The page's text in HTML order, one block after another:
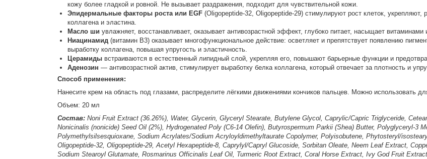
кожу более гладкой и ровной. Не вызывает раздражения, подходит для чувствительной кожи.
Эпидермальные факторы роста или EGF(Oligopeptide-32, Oligopeptide-29) стимулируют рост клеток,
коллагена и эластина.
Масло ши увлажняет, восстанавливает, оказывает антивозрастной эффект, глубоко питает, насыщает
Ниацинамид (витамин B3) оказывает многофункциональное действие: осветляет и препятствует появлению
выработку коллагена, повышая упругость и эластичность.
Церамиды встраиваются в естественный липидный слой, укрепляя его, повышают барьерные функции и
Аденозин — антивозрастной актив, стимулирует выработку белка коллагена, который отвечает за плотность и
Способ применения:
Нанесите крем на область под глазами, распределите лёгкими движениями кончиков пальцев. Можно использовать
Объем: 20 мл
Состав:Noni Fruit Extract (36.26%), Water, Glycerin, Glyceryl Stearate, Butylene Glycol, Caprylic/Capric Triglyceride,
Nonicinalis (nonicide) Seed Oil (2%), Hydrogenated Poly (C6-14 Olefin), Butyrospermum Parkii (Shea) Butter, Polyglyceryl-3
Polymethylsilsesquioxane, Sodium Acrylates/Sodium Acryloyldimethyltaurate Copolymer, Polyisobutene, Phytosteryl/
Oligopeptide-32, Oligopeptide-29, Acetyl Hexapeptide-8, Caprylyl/Capryl Glucoside, Sorbitan Oleate, Neem Leaf Extract,
Sodium Stearoyl Glutamate, Rosmarinus Officinalis Leaf Oil, Turmeric Root Extract, Coral Horse Extract, Ivy God Fruit